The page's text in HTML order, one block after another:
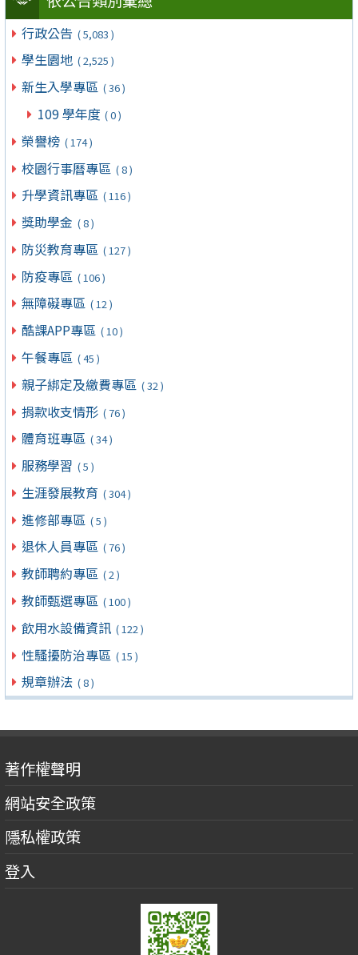
行政公告 ( 5,083 )
學生園地 ( 2,525 )
新生入學專區 ( 36 )
109 學年度 ( 0 )
榮譽榜 ( 174 )
校園行事曆專區 ( 8 )
升學資訊專區 ( 116 )
獎助學金 ( 8 )
防災教育專區 ( 127 )
防疫專區 ( 106 )
無障礙專區 ( 12 )
酷課APP專區 ( 10 )
午餐專區 ( 45 )
親子綁定及繳費專區 ( 32 )
捐款收支情形 ( 76 )
體育班專區 ( 34 )
服務學習 ( 5 )
生涯發展教育 ( 304 )
進修部專區 ( 5 )
退休人員專區 ( 76 )
教師聘約專區 ( 2 )
教師甄選專區 ( 100 )
飲用水設備資訊 ( 122 )
性騷擾防治專區 ( 15 )
規章辦法 ( 8 )
著作權聲明
網站安全政策
隱私權政策
登入